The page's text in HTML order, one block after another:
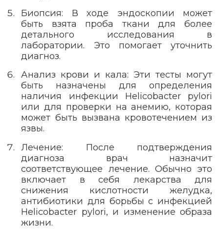
Биопсия: В ходе эндоскопии может
быть взята проба ткани для более
детального исследования в
лаборатории. Это помогает уточнить
диагноз.
Анализ крови и кала: Эти тесты могут
быть назначены для определения
наличия инфекции Helicobacter pylori
или для проверки на анемию, которая
может быть вызвана кровотечением из
язвы.
Лечение: После подтверждения
диагноза врач назначит
соответствующее лечение. Обычно это
включает в себя лекарства для
снижения кислотности желудка,
антибиотики для борьбы с инфекцией
Helicobacter pylori, и изменение образа
жизни.